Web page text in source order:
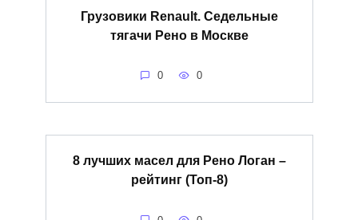
Грузовики Renault. Седельные
тягачи Рено в Москве
0 0
8 лучших масел для Рено Логан –
рейтинг (Топ-8)